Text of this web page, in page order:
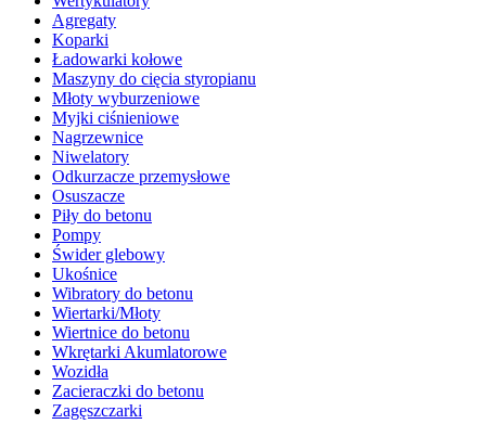
Agregaty
Koparki
Ładowarki kołowe
Maszyny do cięcia styropianu
Młoty wyburzeniowe
Myjki ciśnieniowe
Nagrzewnice
Niwelatory
Odkurzacze przemysłowe
Osuszacze
Piły do betonu
Pompy
Świder glebowy
Ukośnice
Wibratory do betonu
Wiertarki/Młoty
Wiertnice do betonu
Wkrętarki Akumlatorowe
Wozidła
Zacieraczki do betonu
Zagęszczarki